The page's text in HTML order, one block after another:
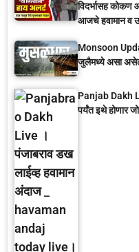
विदर्भासह कोकण
आजचे हवामान व
Monsoon
जुलैमध्ये असा
Panjab Dakh
पर्यंत इथे होणार